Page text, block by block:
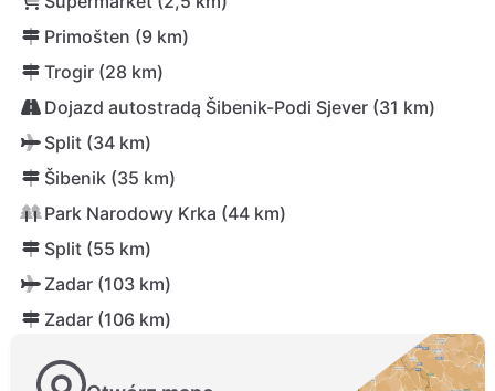
Primošten (9 km)
Trogir (28 km)
Dojazd autostradą Šibenik-Podi Sjever (31 km)
Split (34 km)
Šibenik (35 km)
Park Narodowy Krka (44 km)
Split (55 km)
Zadar (103 km)
Zadar (106 km)